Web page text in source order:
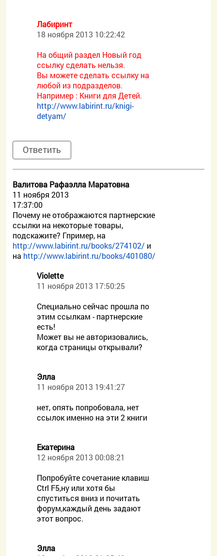
Лабиринт
18 ноября 2013 10:22:42
На общий раздел Новый год
ссылку сделать нельзя.
Вы можете сделать ссылку на
любой из подразделов.
Например : Книги для Детей.
http://www.labirint.ru/knigi-
detyam/
Ответить
Валитова Рафаэлла Маратовна
11 ноября 2013
17:37:00
Почему не отображаются партнерские
ссылки на некоторые товары,
подскажите? Гпример, на
http://www.labirint.ru/books/274102/ и
на http://www.labirint.ru/books/401080/
Violette
11 ноября 2013 17:50:25
Специально сейчас прошла по
этим ссылкам - партнерские
есть!
Может вы не авторизовались,
когда страницы открывали?
Элла
11 ноября 2013 19:41:27
нет, опять попробовала, нет
ссылок именно на эти 2 книги
Екатерина
12 ноября 2013 00:08:21
Попробуйте сочетание клавиш
Ctrl F5,ну или хотя бы
спуститься вниз и почитать
форум,каждый день задают
этот вопрос.
Элла